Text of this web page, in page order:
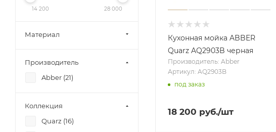
Кухонная мойка ABBER
Quarz AQ2903B черная
Производитель: Abber
Артикул: AQ2903B
под заказ
18 200 руб./шт
14 200 28 000
Материал
Производитель
Abber (21)
Коллекция
Quarz (16)